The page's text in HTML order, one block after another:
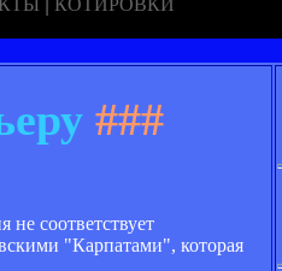
КОТИРОВКИ
###
соответствует
"Карпатами", которая